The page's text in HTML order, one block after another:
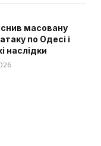
масовану
по Одесі і
наслідки